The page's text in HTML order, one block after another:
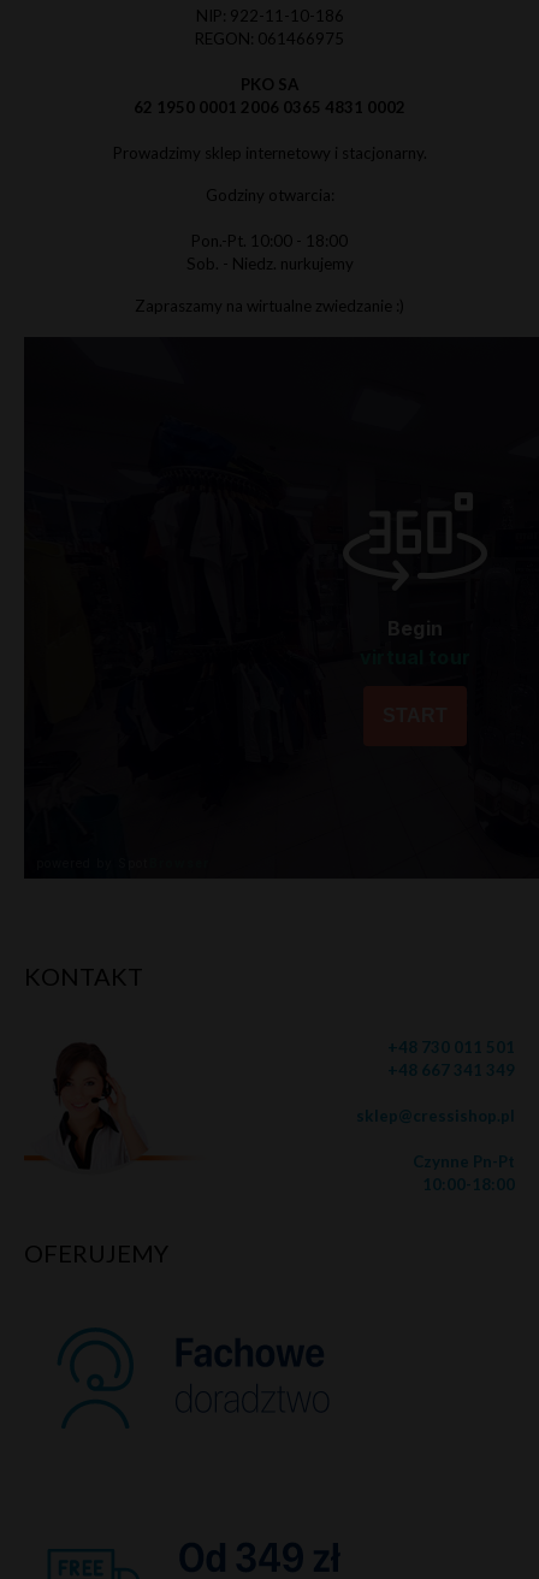
KONTAKT
+48 730 011 501
+48 667 341 349
sklep@cressishop.pl
Czynne Pn-Pt
10:00-18:00
OFERUJEMY
NIP: 922-11-10-186
REGON: 061466975
PKO SA
62 1950 0001 2006 0365 4831 0002
Prowadzimy sklep internetowy i stacjonarny.
Godziny otwarcia:
Pon.-Pt. 10:00 - 18:00
Sob. - Niedz. nurkujemy
Zapraszamy na wirtualne zwiedzanie :)